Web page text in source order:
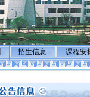
招生信息 课程安